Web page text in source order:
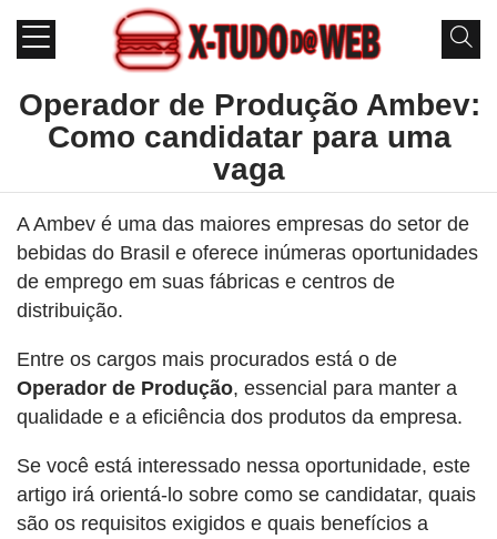
Operador de Produção Ambev:
Como candidatar para uma
vaga
A Ambev é uma das maiores empresas do setor de
bebidas do Brasil e oferece inúmeras oportunidades
de emprego em suas fábricas e centros de
distribuição.
Entre os cargos mais procurados está o de
Operador de Produção, essencial para manter a
qualidade e a eficiência dos produtos da empresa.
Se você está interessado nessa oportunidade, este
artigo irá orientá-lo sobre como se candidatar, quais
são os requisitos exigidos e quais benefícios a